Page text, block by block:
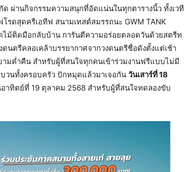
ผ่านกิจกรรมความสนุกที่อัดแน่นในทุกตารางนิ้ว ทั้งเวที
ดสุดครีเอทีฟ สนามเทสต์สมรรถนะ GWM TANK
ม้ติดมือกลับบ้าน การันตีความอร่อยตลอดวันด้วยสตรีท
นตรีคลอเคล้าบรรยากาศจากวงดนตรีชื่อดังตั้งแต่เช้า
มค่ำคืน สำหรับผู้ที่สนใจทุกคนเข้าร่วมงานฟรีแบบไม่มี
วนทั้งครอบครัว ปักหมุดแล้วมาเจอกัน วันเสาร์ที่18
าทิตย์ที่ 19 ตุลาคม 2568 สำหรับผู้ที่สนใจทดลองขับ